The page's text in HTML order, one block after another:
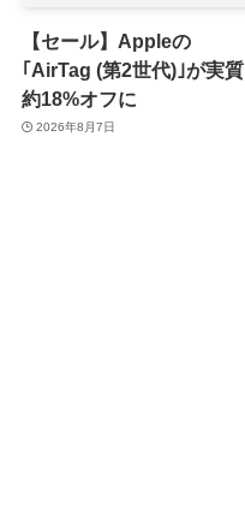
【セール】Appleの
｢AirTag (第2世代)｣が実質
約18%オフに
2026年8月7日